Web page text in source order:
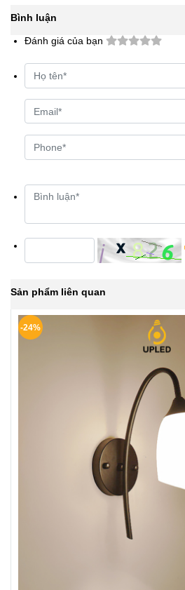
Bình luận
Đánh giá của bạn
Sản phẩm liên quan
-24%